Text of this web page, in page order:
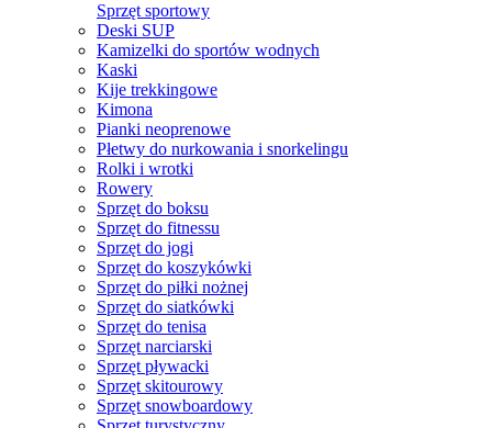
Sprzęt sportowy
Deski SUP
Kamizelki do sportów wodnych
Kaski
Kije trekkingowe
Kimona
Pianki neoprenowe
Płetwy do nurkowania i snorkelingu
Rolki i wrotki
Rowery
Sprzęt do boksu
Sprzęt do fitnessu
Sprzęt do jogi
Sprzęt do koszykówki
Sprzęt do piłki nożnej
Sprzęt do siatkówki
Sprzęt do tenisa
Sprzęt narciarski
Sprzęt pływacki
Sprzęt skitourowy
Sprzęt snowboardowy